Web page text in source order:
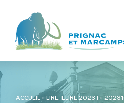
ACCUEIL»LIRE, ELIRE 2023 ! »